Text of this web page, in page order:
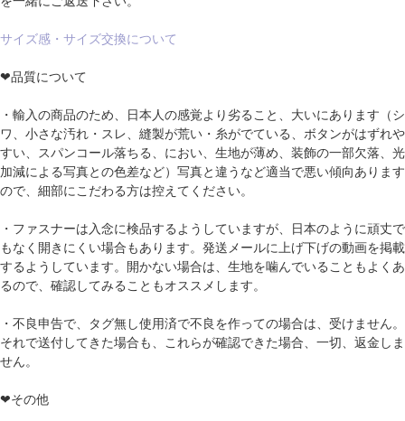
サイズ感・サイズ交換について
❤品質について
・輸入の商品のため、日本人の感覚より劣ること、大いにあります（シ
ワ、小さな汚れ・スレ、縫製が荒い・糸がでている、ボタンがはずれや
すい、スパンコール落ちる、におい、生地が薄め、装飾の一部欠落、光
加減による写真との色差など）写真と違うなど適当で悪い傾向あります
ので、細部にこだわる方は控えてください。
・ファスナーは入念に検品するようしていますが、日本のように頑丈で
もなく開きにくい場合もあります。発送メールに上げ下げの動画を掲載
するようしています。開かない場合は、生地を噛んでいることもよくあ
るので、確認してみることもオススメします。
・不良申告で、タグ無し使用済で不良を作っての場合は、受けません。
それで送付してきた場合も、これらが確認できた場合、一切、返金しま
せん。
❤その他